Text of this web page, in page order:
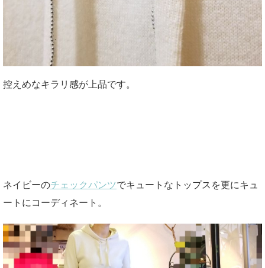
控えめなキラリ感が上品です。
ネイビーのチェックパンツでキュートなトップスを更にキュ
ートにコーディネート。